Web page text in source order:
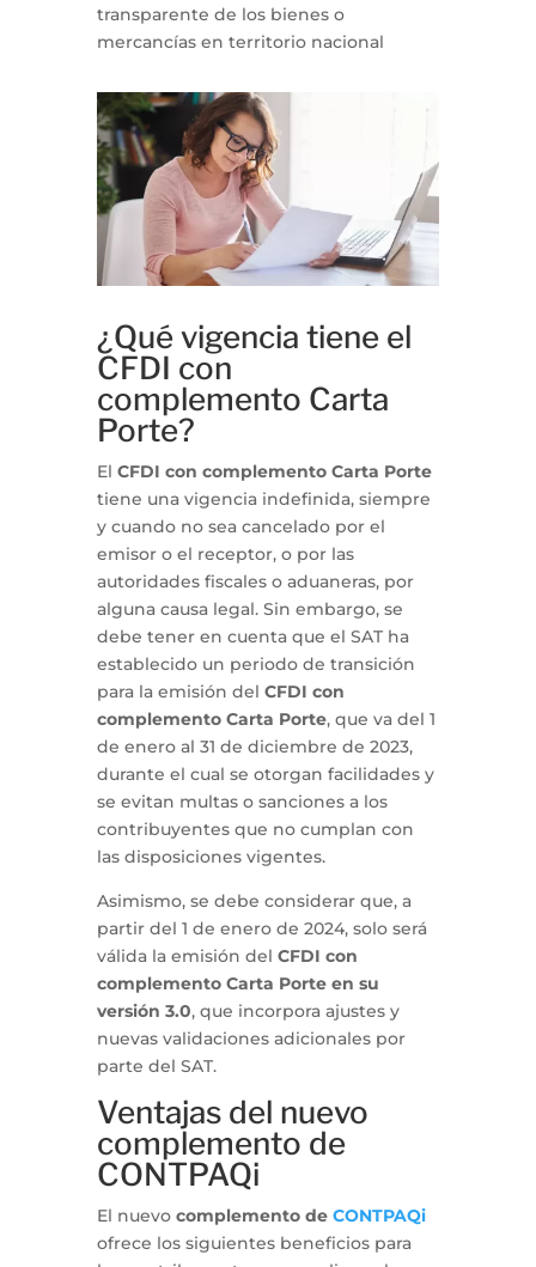
transparente de los bienes o
mercancías en territorio nacional
¿Qué vigencia tiene el
CFDI con
complemento Carta
Porte?
El CFDI con complemento Carta Porte
tiene una vigencia indefinida, siempre
y cuando no sea cancelado por el
emisor o el receptor, o por las
autoridades fiscales o aduaneras, por
alguna causa legal. Sin embargo, se
debe tener en cuenta que el SAT ha
establecido un periodo de transición
para la emisión del CFDI con
complemento Carta Porte, que va del 1
de enero al 31 de diciembre de 2023,
durante el cual se otorgan facilidades y
se evitan multas o sanciones a los
contribuyentes que no cumplan con
las disposiciones vigentes.
Asimismo, se debe considerar que, a
partir del 1 de enero de 2024, solo será
válida la emisión del CFDI con
complemento Carta Porte en su
versión 3.0, que incorpora ajustes y
nuevas validaciones adicionales por
parte del SAT.
Ventajas del nuevo
complemento de
CONTPAQi
El nuevo complemento de CONTPAQi
ofrece los siguientes beneficios para